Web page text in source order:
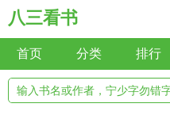
八三看书
首页 分类 排行